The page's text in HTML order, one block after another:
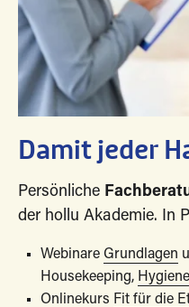
Damit jeder
Persönliche
der hollu Akademie. In
Webinare Grundlagen
Housekeeping,
Onlinekurs Fit für die